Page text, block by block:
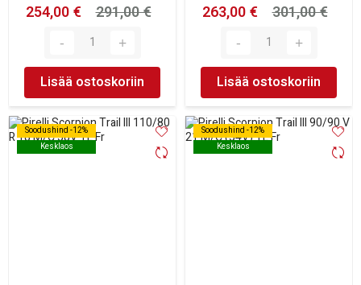
254,00 €
291,00 €
Lisää ostoskoriin
263,00 €
301,00 €
Lisää ostoskoriin
Soodushind -12%
Kesklaos
Soodushind -12%
Kesklaos
Soodushind -12%
Kesklaos
Soodushind -12%
Kesklaos